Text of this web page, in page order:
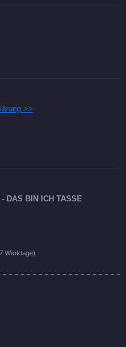
>>
DAS BIN ICH TASSE
Werktage)